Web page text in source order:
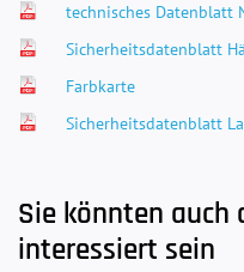
technisches Datenblatt
Sicherheitsdatenblatt
Farbkarte
Sicherheitsdatenblatt
Sie könnten auch
interessiert sein